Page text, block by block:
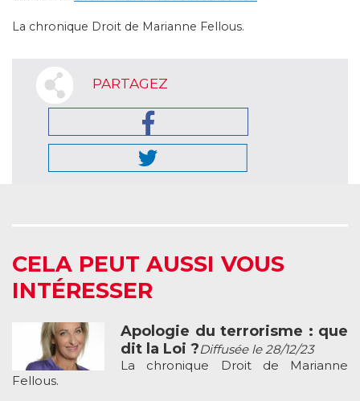
La chronique Droit de Marianne Fellous.
PARTAGEZ
CELA PEUT AUSSI VOUS
INTÉRESSER
Apologie du terrorisme : que
dit la Loi ?Diffusée le 28/12/23
La chronique Droit de Marianne
Fellous.